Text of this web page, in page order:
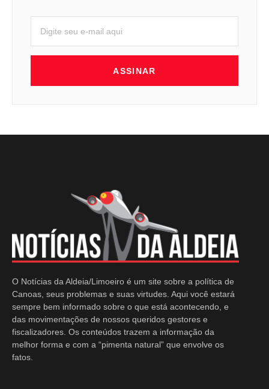
ASSINAR
O Notícias da Aldeia/Limoeiro é um site sobre a política de
Canoas, seus problemas e suas virtudes. Aqui você estará
sempre bem informado sobre o que está acontecendo, e
das movimentações de nossos queridos gestores e
fiscalizadores. Os conteúdos trazem a informação da
melhor forma e com a “pimenta natural” que envolve os
fatos.